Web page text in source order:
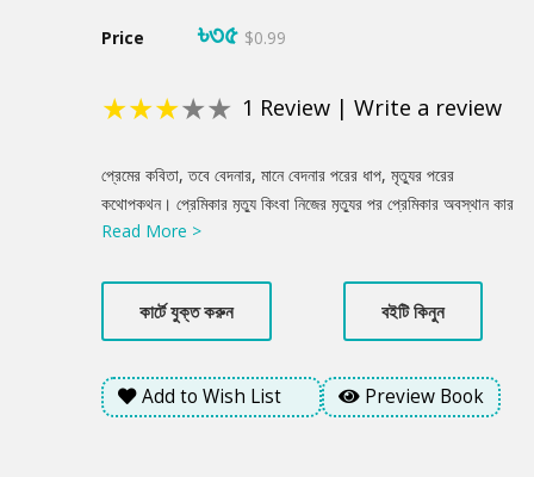
Price ৳৩৫ $0.99
★★★★★ 1 Review | Write a review
Product
Summery
প্রেমের কবিতা, তবে বেদনার, মানে বেদনার পরের ধাপ, মৃত্যুর পরের
কথোপকথন। প্রেমিকার মৃত্যু কিংবা নিজের মৃত্যুর পর প্রেমিকার অবস্থান কার
কেমন, সেসব আবোল-তাবোল তো কবিতাতেই আসার কথা। এখানে এসেছে সে-
Read More >
কার্টে যুক্ত করুন বইটি কিনুন
Add to Wish List Preview Book